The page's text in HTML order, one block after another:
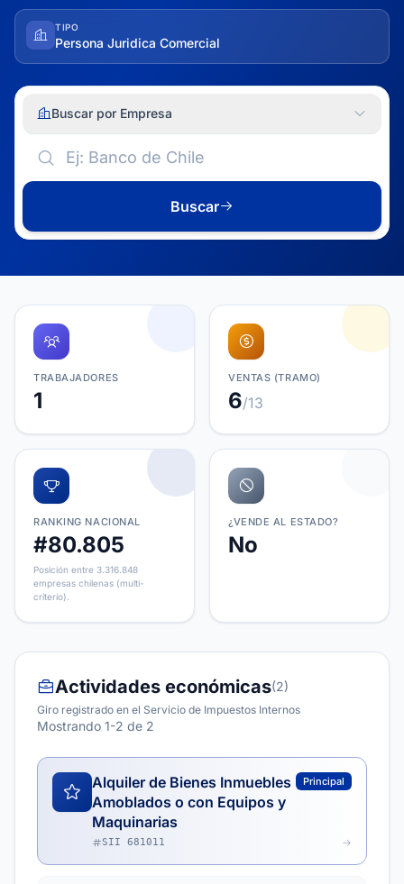
TIPO
Persona Juridica Comercial
Buscar por Empresa
Buscar
TRABAJADORES
1
VENTAS (TRAMO)
6/13
RANKING NACIONAL
#80.805
Posición entre 3.316.848
empresas chilenas (multi-
criterio).
¿VENDE AL ESTADO?
No
Actividades económicas(2)
Giro registrado en el Servicio de Impuestos Internos
Mostrando 1-2 de 2
Alquiler de Bienes Inmuebles
Amoblados o con Equipos y
Maquinarias
Principal
SII 681011